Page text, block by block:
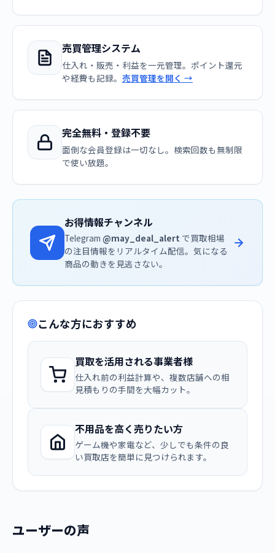
売買管理システム
仕入れ・販売・利益を一元管理。ポイント還元
や経費も記録。 売買管理を開く →
完全無料・登録不要
面倒な会員登録は一切なし。検索回数も無制限
で使い放題。
お得情報チャンネル
Telegram @may_deal_alert で買取相場
の注目情報をリアルタイム配信。気になる
商品の動きを見逃さない。
こんな方におすすめ
買取を活用される事業者様
仕入れ前の利益計算や、複数店舗への相
見積もりの手間を大幅カット。
不用品を高く売りたい方
ゲーム機や家電など、少しでも条件の良
い買取店を簡単に見つけられます。
ユーザーの声